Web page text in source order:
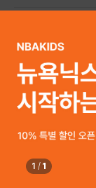
주소 : 서울시 강남구 논
사업자등록번호 : 116-
통신판매업신고번호 :
호스팅 서비스 : 스타일이
고객센터 1544-5336(
스타일24 고객센터
평일 09:00~ 18:00 (토/일/
help Email :
COPYRIGHTⓒ2021
1 / 1